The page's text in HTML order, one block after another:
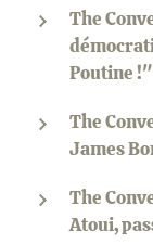
The
Poutine !"
The
James
The
Atoui,